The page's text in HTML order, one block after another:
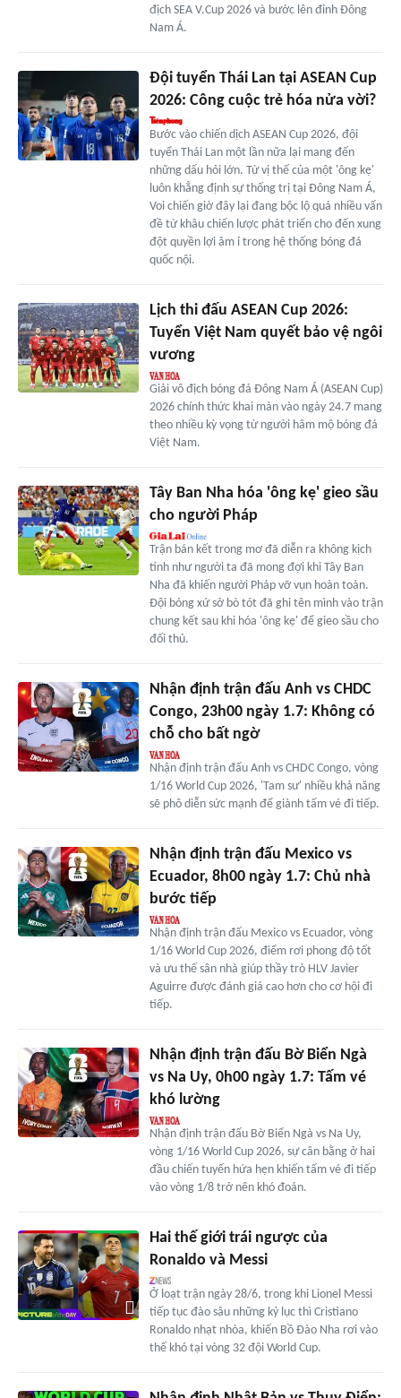
địch SEA V.Cup 2026 và bước lên đỉnh Đông
Nam Á.
Đội tuyển Thái Lan tại ASEAN Cup
2026: Công cuộc trẻ hóa nửa vời?
Bước vào chiến dịch ASEAN Cup 2026, đội
tuyển Thái Lan một lần nữa lại mang đến
những dấu hỏi lớn. Từ vị thế của một 'ông kẹ'
luôn khẳng định sự thống trị tại Đông Nam Á,
Voi chiến giờ đây lại đang bộc lộ quá nhiều vấn
đề từ khâu chiến lược phát triển cho đến xung
đột quyền lợi âm ỉ trong hệ thống bóng đá
quốc nội.
Lịch thi đấu ASEAN Cup 2026:
Tuyển Việt Nam quyết bảo vệ ngôi
vương
Giải vô địch bóng đá Đông Nam Á (ASEAN Cup)
2026 chính thức khai màn vào ngày 24.7 mang
theo nhiều kỳ vọng từ người hâm mộ bóng đá
Việt Nam.
Tây Ban Nha hóa 'ông kẹ' gieo sầu
cho người Pháp
Trận bán kết trong mơ đã diễn ra không kịch
tính như người ta đã mong đợi khi Tây Ban
Nha đã khiến người Pháp vỡ vụn hoàn toàn.
Đội bóng xứ sở bò tót đã ghi tên mình vào trận
chung kết sau khi hóa 'ông kẹ' để gieo sầu cho
đối thủ.
Nhận định trận đấu Anh vs CHDC
Congo, 23h00 ngày 1.7: Không có
chỗ cho bất ngờ
Nhận định trận đấu Anh vs CHDC Congo, vòng
1/16 World Cup 2026, 'Tam sư' nhiều khả năng
sẽ phô diễn sức mạnh để giành tấm vé đi tiếp.
Nhận định trận đấu Mexico vs
Ecuador, 8h00 ngày 1.7: Chủ nhà
bước tiếp
Nhận định trận đấu Mexico vs Ecuador, vòng
1/16 World Cup 2026, điểm rơi phong độ tốt
và ưu thế sân nhà giúp thầy trò HLV Javier
Aguirre được đánh giá cao hơn cho cơ hội đi
tiếp.
Nhận định trận đấu Bờ Biển Ngà
vs Na Uy, 0h00 ngày 1.7: Tấm vé
khó lường
Nhận định trận đấu Bờ Biển Ngà vs Na Uy,
vòng 1/16 World Cup 2026, sự cân bằng ở hai
đầu chiến tuyến hứa hẹn khiến tấm vé đi tiếp
vào vòng 1/8 trở nên khó đoán.
Hai thế giới trái ngược của
Ronaldo và Messi
Ở loạt trận ngày 28/6, trong khi Lionel Messi
tiếp tục đào sâu những kỷ lục thì Cristiano
Ronaldo nhạt nhòa, khiến Bồ Đào Nha rơi vào
thế khó tại vòng 32 đội World Cup.